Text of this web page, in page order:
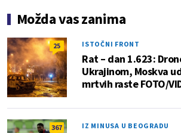
Možda vas zanima
25 ISTOČNI FRONT
Rat – dan 1.623:
Ukrajinom, Moskva
mrtvih raste FOTO/
367 IZ MINUSA U BEOGRADU